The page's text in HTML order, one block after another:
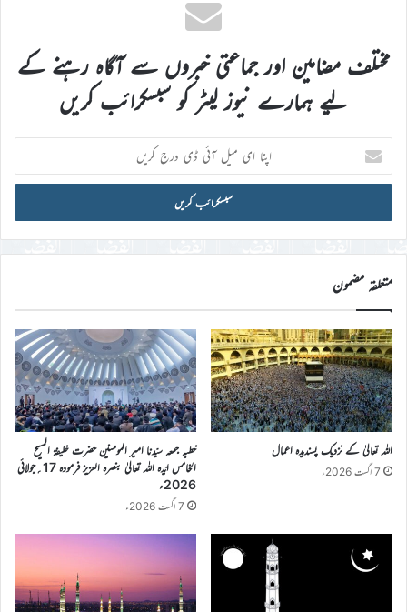
مختلف مضامین اور جماعتی خبروں سے آگاہ رہنے کے
لیے ہمارے نیوز لیٹر کو سبسکرائب کریں
اپنا
ای
میل
ڈی
درج
کریں
متعلقہ مضمون
اللہ تعالیٰ کے نزدیک پسندیدہ اعمال
7 اگست 2026ء
خطبہ جمعہ سیّدنا امیر المومنین حضرت خلیفۃ المسیح
الخامس ایّدہ اللہ تعالیٰ بنصرہ العزیز فرمودہ 17؍جولائی
2026ء
7 اگست 2026ء